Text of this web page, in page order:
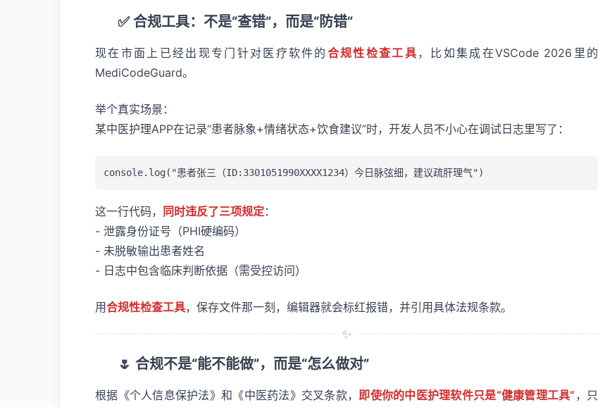
✅ 合规工具：不是“查错”，而是“防错”
现在市面上已经出现专门针对医疗软件的 合规性检查工具 ，比如集成在VSCode 2026里的
MediCodeGuard。
举个真实场景：
某中医护理APP在记录“患者脉象+情绪状态+饮食建议”时，开发人员不小心在调试日志里写了：
这一行代码， 同时违反了三项规定：
- 泄露身份证号（PHI硬编码）
- 未脱敏输出患者姓名
- 日志中包含临床判断依据（需受控访问）
用合规性检查工具，保存文件那一刻，编辑器就会标红报错，并引用具体法规条款。
✨
🌷 合规不是“能不能做”，而是“怎么做对”
根据《个人信息保护法》和《中医药法》交叉条款， 即使你的中医护理软件只是“健康管理工具” ，只